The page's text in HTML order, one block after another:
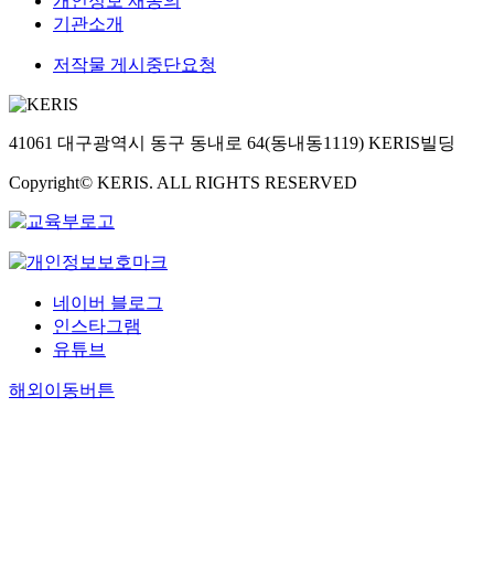
기관소개
저작물 게시중단요청
41061 대구광역시 동구 동내로 64(동내동1119) KERIS빌딩
Copyright© KERIS. ALL RIGHTS RESERVED
네이버 블로그
인스타그램
유튜브
해외이동버튼